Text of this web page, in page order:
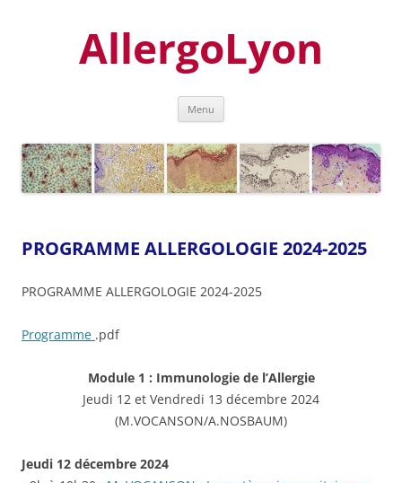
AllergoLyon
Menu
PROGRAMME ALLERGOLOGIE 2024-2025
PROGRAMME ALLERGOLOGIE 2024-2025
Programme .pdf
Module 1 : Immunologie de l’Allergie
Jeudi 12 et Vendredi 13 décembre 2024
(M.VOCANSON/A.NOSBAUM)
Jeudi 12 décembre 2024